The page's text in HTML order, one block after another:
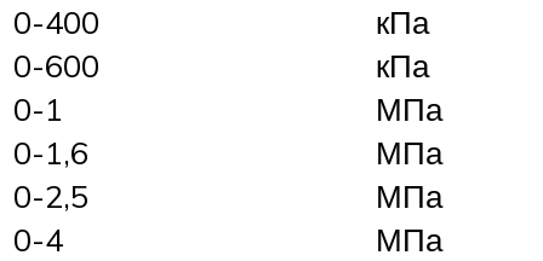
0-400
кПа
0-600
кПа
0-1
МПа
0-1,6
МПа
0-2,5
МПа
0-4
МПа